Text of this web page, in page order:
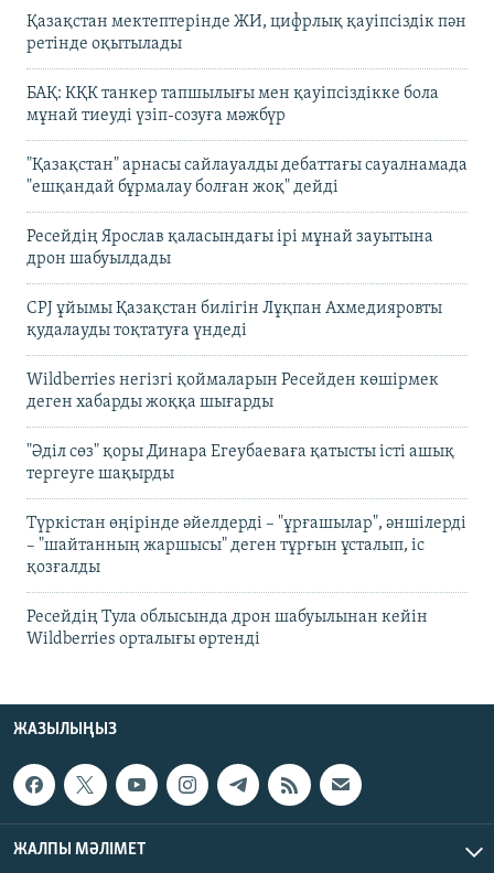
Қазақстан мектептерінде ЖИ, цифрлық қауіпсіздік пән
ретінде оқытылады
БАҚ: КҚК танкер тапшылығы мен қауіпсіздікке бола
мұнай тиеуді үзіп-созуға мәжбүр
"Қазақстан" арнасы сайлауалды дебаттағы сауалнамада
"ешқандай бұрмалау болған жоқ" дейді
Ресейдің Ярослав қаласындағы ірі мұнай зауытына
дрон шабуылдады
CPJ ұйымы Қазақстан билігін Лұқпан Ахмедияровты
қудалауды тоқтатуға үндеді
Wildberries негізгі қоймаларын Ресейден көшірмек
деген хабарды жоққа шығарды
"Әділ сөз" қоры Динара Егеубаеваға қатысты істі ашық
тергеуге шақырды
Түркістан өңірінде әйелдерді – "ұрғашылар", әншілерді
– "шайтанның жаршысы" деген тұрғын ұсталып, іс
қозғалды
Ресейдің Тула облысында дрон шабуылынан кейін
Wildberries орталығы өртенді
ЖАЗЫЛЫҢЫЗ
ЖАЛПЫ МӘЛІМЕТ